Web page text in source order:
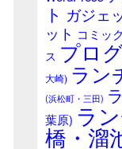
ト ガジェ
ット コミック
ス プロ
大崎) ラン
(浜松町・三田)
葉原) ラ
橋・溜